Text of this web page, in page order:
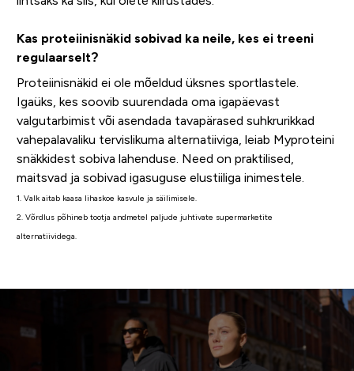
Kas proteiinisnäkid sobivad ka neile, kes ei treeni
regulaarselt?
Proteiinisnäkid ei ole mõeldud üksnes sportlastele.
Igaüks, kes soovib suurendada oma igapäevast
valgutarbimist või asendada tavapärased suhkrurikkad
vahepalavaliku tervislikuma alternatiiviga, leiab Myproteini
snäkkidest sobiva lahenduse. Need on praktilised,
maitsvad ja sobivad igasuguse elustiiliga inimestele.
1. Valk aitab kaasa lihaskoe kasvule ja säilimisele.
2. Võrdlus põhineb tootja andmetel paljude juhtivate supermarketite
alternatiividega.